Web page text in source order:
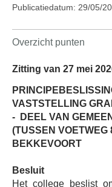
Publicatiedatum: 29/05/
Overzicht punten
Zitting van 27 mei
VASTSTELLING
-
DEEL VAN
(TUSSEN VOETWEG
BEKKEVOORT
Besluit
Het college beslist